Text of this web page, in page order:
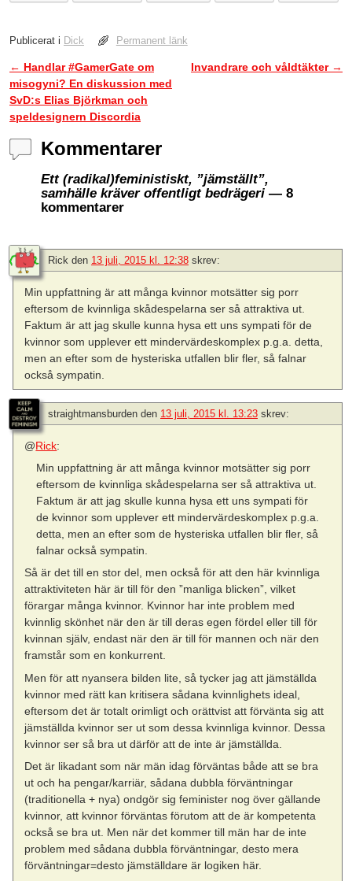
Publicerat i Dick Permanent länk
Inläggsnavigering
← Handlar #GamerGate om
misogyni? En diskussion med
SvD:s Elias Björkman och
speldesignern Discordia
Invandrare och våldtäkter →
Kommentarer
Ett (radikal)feministiskt, ”jämställt”,
samhälle kräver offentligt bedrägeri — 8
kommentarer
Rick den 13 juli, 2015 kl. 12:38 skrev:
Min uppfattning är att många kvinnor motsätter sig porr
eftersom de kvinnliga skådespelarna ser så attraktiva ut.
Faktum är att jag skulle kunna hysa ett uns sympati för de
kvinnor som upplever ett mindervärdeskomplex p.g.a. detta,
men an efter som de hysteriska utfallen blir fler, så falnar
också sympatin.
straightmansburden den 13 juli, 2015 kl. 13:23 skrev:
@Rick:
Min uppfattning är att många kvinnor motsätter sig porr
eftersom de kvinnliga skådespelarna ser så attraktiva ut.
Faktum är att jag skulle kunna hysa ett uns sympati för
de kvinnor som upplever ett mindervärdeskomplex p.g.a.
detta, men an efter som de hysteriska utfallen blir fler, så
falnar också sympatin.
Så är det till en stor del, men också för att den här kvinnliga
attraktiviteten här är till för den ”manliga blicken”, vilket
förargar många kvinnor. Kvinnor har inte problem med
kvinnlig skönhet när den är till deras egen fördel eller till för
kvinnan själv, endast när den är till för mannen och när den
framstår som en konkurrent.
Men för att nyansera bilden lite, så tycker jag att jämställda
kvinnor med rätt kan kritisera sådana kvinnlighets ideal,
eftersom det är totalt orimligt och orättvist att förvänta sig att
jämställda kvinnor ser ut som dessa kvinnliga kvinnor. Dessa
kvinnor ser så bra ut därför att de inte är jämställda.
Det är likadant som när män idag förväntas både att se bra
ut och ha pengar/karriär, sådana dubbla förväntningar
(traditionella + nya) ondgör sig feminister nog över gällande
kvinnor, att kvinnor förväntas förutom att de är kompetenta
också se bra ut. Men när det kommer till män har de inte
problem med sådana dubbla förväntningar, desto mera
förväntningar=desto jämställdare är logiken här.